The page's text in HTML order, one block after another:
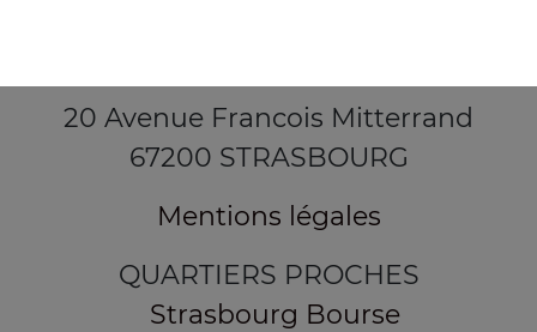
20 Avenue Francois Mitterrand
67200 STRASBOURG
Mentions légales
QUARTIERS PROCHES
Strasbourg Bourse